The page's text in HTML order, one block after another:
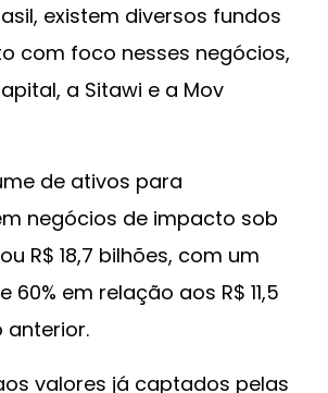
existem diversos fundos
com foco nesses negócios,
a Sitawi e a Mov
de ativos para
negócios de impacto sob
R$ 18,7 bilhões, com um
em relação aos R$ 11,5
anterior.
valores já captados pelas